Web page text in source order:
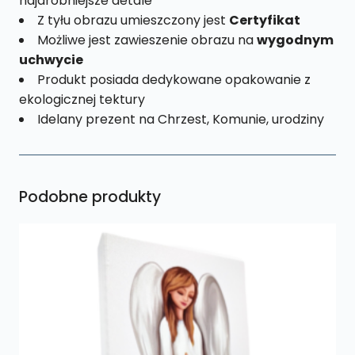
Z tyłu obrazu umieszczony jest Certyfikat
Możliwe jest zawieszenie obrazu nawygodnym
uchwycie
Produkt posiada dedykowane opakowanie z
ekologicznej tektury
Idelany prezent na Chrzest, Komunie, urodziny
Podobne produkty